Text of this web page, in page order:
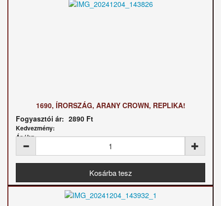
1690, ÍRORSZÁG, ARANY CROWN, REPLIKA!
Fogyasztói ár: 2890 Ft
Kedvezmény:
Ár / kg: